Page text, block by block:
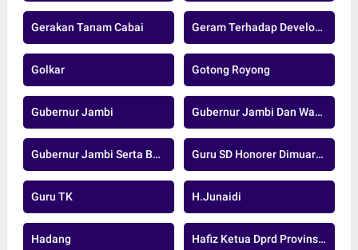
Gerakan Tanam Cabai Geram Terhadap Developer Nakal
Golkar Gotong Royong
Gubernur Jambi Gubernur Jambi Dan Wakil Gubernur Jambi
Gubernur Jambi Serta Bupati Dan Wakil Bupati Muaro Jambi Guru SD Honorer Dimuaro Jambi
Guru TK H.junaidi
Hadang Hafiz Ketua Dprd Provinsi Jambi